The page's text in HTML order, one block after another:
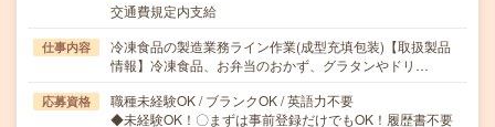
交通費規定内支給
仕事内容
冷凍食品の製造業務ライン作業(成型充填包装)【取扱製品
情報】冷凍食品、お弁当のおかず、グラタンやドリ…
応募資格
職種未経験OK / ブランクOK / 英語力不要
◆未経験OK！〇まずは事前登録だけでもOK！履歴書不要